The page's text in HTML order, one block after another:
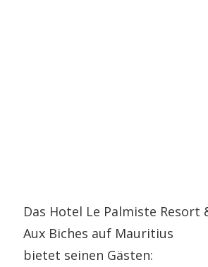
Das Hotel Le Palmiste Resort
Aux Biches auf Mauritius
bietet seinen Gästen: